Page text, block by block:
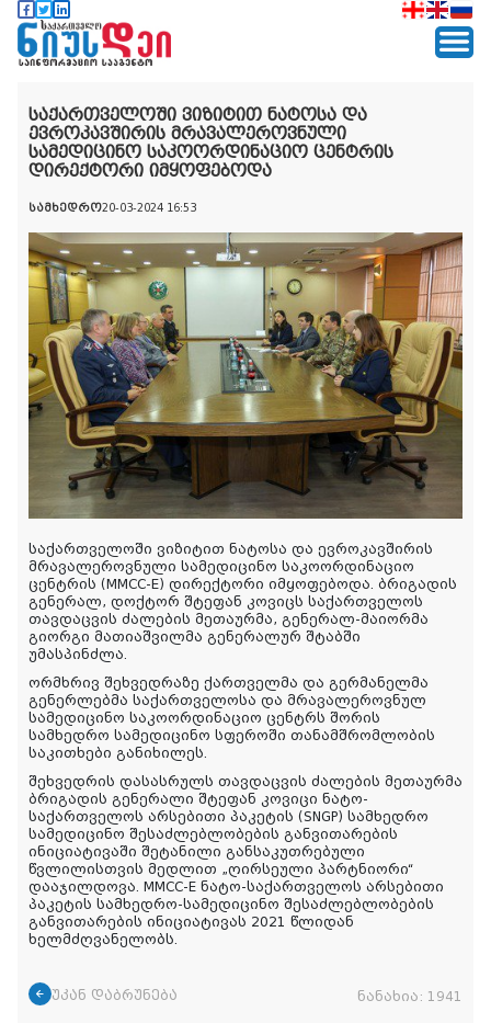
საქართველოში ვიზიტით ნატოსა და
ევროკავშირის მრავალეროვნული
სამედიცინო საკოორდინაციო ცენტრის
დირექტორი იმყოფებოდა
სამხედრო20-03-2024 16:53
საქართველოში ვიზიტით ნატოსა და ევროკავშირის
მრავალეროვნული სამედიცინო საკოორდინაციო
ცენტრის (MMCC-E) დირექტორი იმყოფებოდა. ბრიგადის
გენერალ, დოქტორ შტეფან კოვიცს საქართველოს
თავდაცვის ძალების მეთაურმა, გენერალ-მაიორმა
გიორგი მათიაშვილმა გენერალურ შტაბში
უმასპინძლა.
ორმხრივ შეხვედრაზე ქართველმა და გერმანელმა
გენერლებმა საქართველოსა და მრავალეროვნულ
სამედიცინო საკოორდინაციო ცენტრს შორის
სამხედრო სამედიცინო სფეროში თანამშრომლობის
საკითხები განიხილეს.
შეხვედრის დასასრულს თავდაცვის ძალების მეთაურმა
ბრიგადის გენერალი შტეფან კოვიცი ნატო-
საქართველოს არსებითი პაკეტის (SNGP) სამხედრო
სამედიცინო შესაძლებლობების განვითარების
ინიციატივაში შეტანილი განსაკუთრებული
წვლილისთვის მედლით „ღირსეული პარტნიორი“
დააჯილდოვა. MMCC-E ნატო-საქართველოს არსებითი
პაკეტის სამხედრო-სამედიცინო შესაძლებლობების
განვითარების ინიციატივას 2021 წლიდან
ხელმძღვანელობს.
უკან დაბრუნება ნანახია: 1941